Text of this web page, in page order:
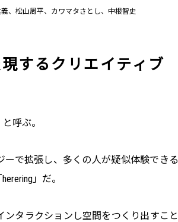
、松山周平、カワマタさとし、中根智史
するクリエイティブ
呼ぶ。
で拡張し、多くの人が疑似体験できる
」だ。
タラクションし空間をつくり出すこと